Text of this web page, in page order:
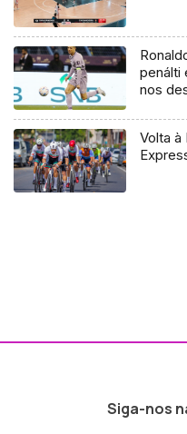
penálti
nos
Volta à
Siga-nos